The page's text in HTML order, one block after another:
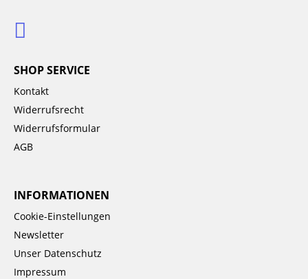
SHOP SERVICE
Kontakt
Widerrufsrecht
Widerrufsformular
AGB
INFORMATIONEN
Cookie-Einstellungen
Newsletter
Unser Datenschutz
Impressum